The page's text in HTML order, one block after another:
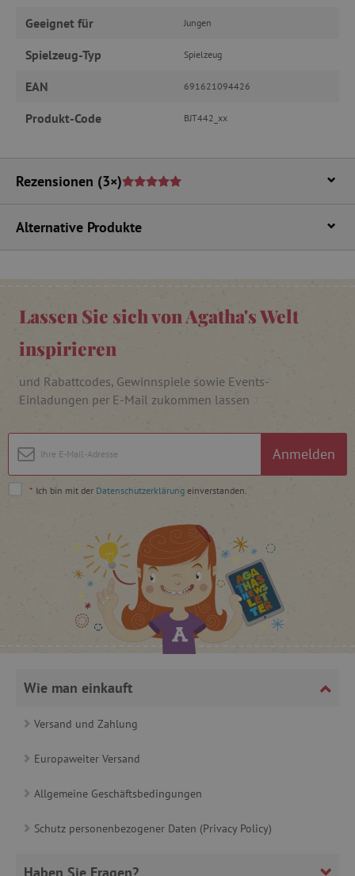
Geeignet für Jungen
Spielzeug-Typ Spielzeug
EAN 691621094426
Produkt-Code BJT442_xx
Rezensionen (3×)
Alternative Produkte
Lassen Sie sich von Agatha's Welt
inspirieren
und Rabattcodes, Gewinnspiele sowie Events-
Einladungen per E-Mail zukommen lassen
Anmelden
* Ich bin mit der Datenschutzerklärung einverstanden.
Wie man einkauft
Versand und Zahlung
Europaweiter Versand
Allgemeine Geschäftsbedingungen
Schutz personenbezogener Daten (Privacy Policy)
Haben Sie Fragen?
Targeting
Unbedingt erforderliche Cookies ermöglichen
Benutzeranmeldung und die Kontoverwaltung.
featureFlagIdentifier
www.agathaswelt.de
__cf_bm
_pinterest_ct_ua
cjConsent
FPAU .agathaswelt.de
_lb_ccc